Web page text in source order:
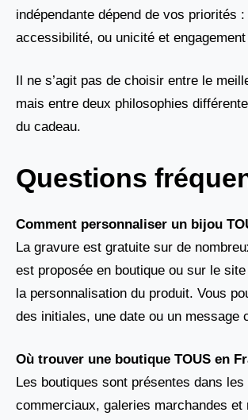
indépendante dépend de vos priorités
accessibilité, ou unicité et
Il ne s’agit pas de choisir entre le
mais entre deux philosophies
du cadeau.
Questions
Comment personnaliser un bijou
La gravure est gratuite sur de
est proposée en boutique ou sur le
la personnalisation du produit. Vous
des initiales, une date ou un message
Où trouver une boutique TOUS en
Les boutiques sont présentes dans les
commerciaux, galeries marchandes et